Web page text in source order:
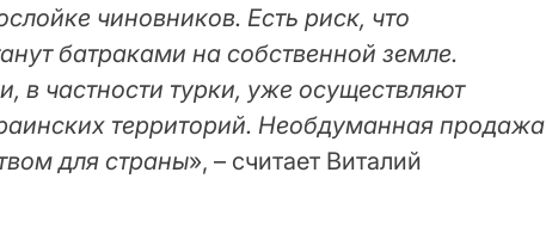
чиновников. Есть риск, что
батраками на собственной земле.
в частности турки, уже осуществляют
территорий. Необдуманная продажа
для страны», – считает Виталий